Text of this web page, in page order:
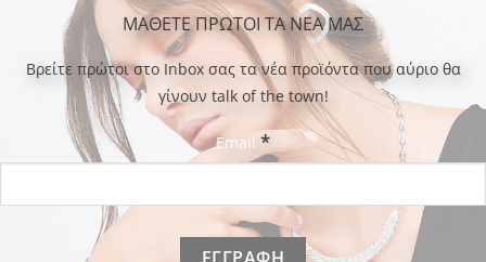
ΜΑΘΕΤΕ ΠΡΩΤΟΙ ΤΑ ΝΕΑ ΜΑΣ
Bρείτε πρώτοι στο Inbox σας τα νέα προϊόντα που αύριο θα
γίνουν talk of the town!
Email *